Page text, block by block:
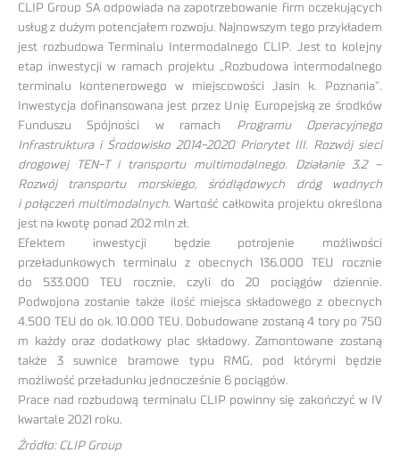
CLIP Group SA odpowiada na zapotrzebowanie firm oczekujących
usług z dużym potencjałem rozwoju. Najnowszym tego przykładem
jest rozbudowa Terminalu Intermodalnego CLIP. Jest to kolejny
etap inwestycji w ramach projektu „Rozbudowa intermodalnego
terminalu kontenerowego w miejscowości Jasin k. Poznania”.
Inwestycja dofinansowana jest przez Unię Europejską ze środków
Funduszu Spójności w ramach Programu Operacyjnego
Infrastruktura i Środowisko 2014-2020 Priorytet III. Rozwój sieci
drogowej TEN-T i transportu multimodalnego. Działanie 3.2 –
Rozwój transportu morskiego, śródlądowych dróg wodnych
i połączeń multimodalnych. Wartość całkowita projektu określona
jest na kwotę ponad 202 mln zł.
Efektem inwestycji będzie potrojenie możliwości
przeładunkowych terminalu z obecnych 136.000 TEU rocznie
do 533.000 TEU rocznie, czyli do 20 pociągów dziennie.
Podwojona zostanie także ilość miejsca składowego z obecnych
4.500 TEU do ok. 10.000 TEU. Dobudowane zostaną 4 tory po 750
m każdy oraz dodatkowy plac składowy. Zamontowane zostaną
także 3 suwnice bramowe typu RMG, pod którymi będzie
możliwość przeładunku jednocześnie 6 pociągów.
Prace nad rozbudową terminalu CLIP powinny się zakończyć w IV
kwartale 2021 roku.
Źródło: CLIP Group